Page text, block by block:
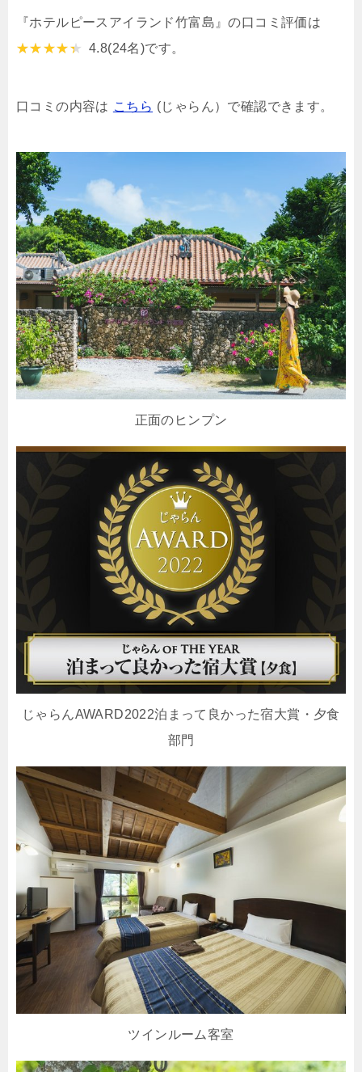
『ホテルピースアイランド竹富島』の口コミ評価は
4.8(24名)です。
口コミの内容は こちら (じゃらん）で確認できます。
正面のヒンプン
じゃらんAWARD2022泊まって良かった宿大賞・夕食
部門
ツインルーム客室